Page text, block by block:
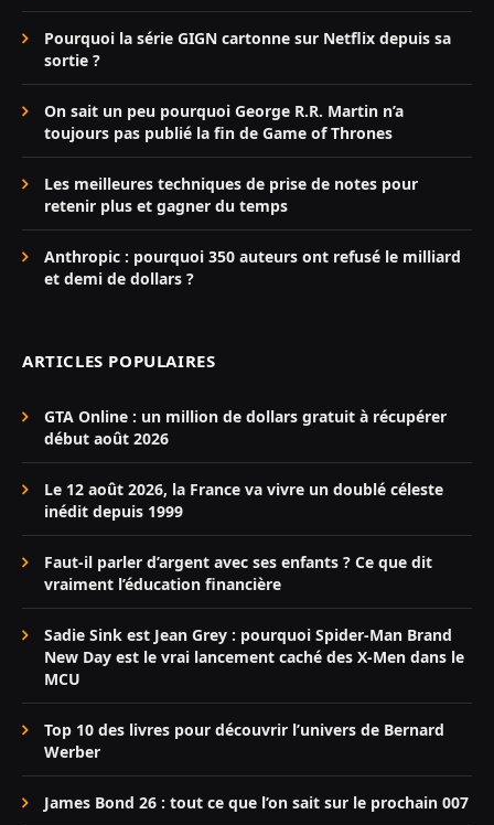
Pourquoi la série GIGN cartonne sur Netflix depuis sa
sortie ?
On sait un peu pourquoi George R.R. Martin n’a
toujours pas publié la fin de Game of Thrones
Les meilleures techniques de prise de notes pour
retenir plus et gagner du temps
Anthropic : pourquoi 350 auteurs ont refusé le milliard
et demi de dollars ?
ARTICLES POPULAIRES
GTA Online : un million de dollars gratuit à récupérer
début août 2026
Le 12 août 2026, la France va vivre un doublé céleste
inédit depuis 1999
Faut-il parler d’argent avec ses enfants ? Ce que dit
vraiment l’éducation financière
Sadie Sink est Jean Grey : pourquoi Spider-Man Brand
New Day est le vrai lancement caché des X-Men dans le
MCU
Top 10 des livres pour découvrir l’univers de Bernard
Werber
James Bond 26 : tout ce que l’on sait sur le prochain 007